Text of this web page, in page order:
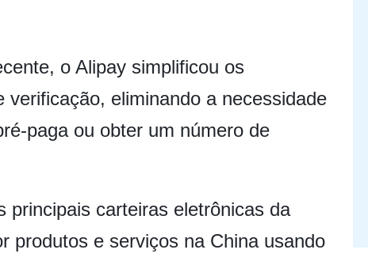
o Alipay simplificou os
verificação, eliminando a necessidade
paga ou obter um número de
principais carteiras eletrônicas da
produtos e serviços na China usando